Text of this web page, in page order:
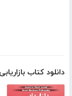
دانلود کتاب